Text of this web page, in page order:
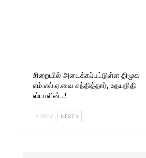
சிறையில் அடைக்கப்பட்டுள்ள திமுக
எம்.எல்.ஏ.வை சந்தித்தார், உதயநிதி
ஸ்டாலின்…!
PREV NEXT